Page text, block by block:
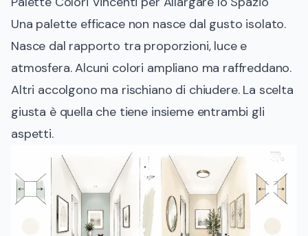
Una palette efficace non nasce dal gusto isolato.
Nasce dal rapporto tra proporzioni, luce e
atmosfera. Alcuni colori ampliano ma raffreddano.
Altri accolgono ma rischiano di chiudere. La scelta
giusta è quella che tiene insieme entrambi gli
aspetti.